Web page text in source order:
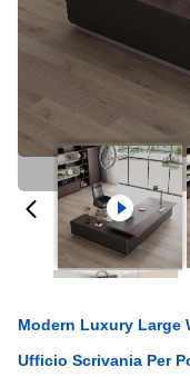
Modern Luxury Large
Ufficio Scrivania Per